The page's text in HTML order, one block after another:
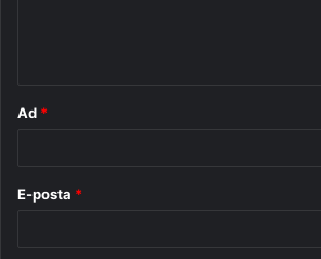
Ad *
E-posta *